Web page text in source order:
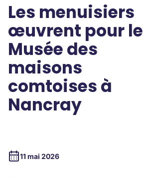
Les menuisiers
œuvrent pour le
Musée des
maisons
comtoises à
Nancray
11 mai 2026